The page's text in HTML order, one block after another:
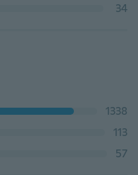
34
1338
113
57